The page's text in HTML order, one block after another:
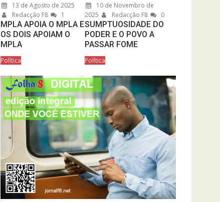
13 de Agosto de 2025
Redacção F8
1
MPLA APOIA O MPLA E
OS DOIS APOIAM O
MPLA
Política
10 de Novembro de
2025
Redacção F8 0
SUMPTUOSIDADE DO
PODER E O POVO A
PASSAR FOME
Política